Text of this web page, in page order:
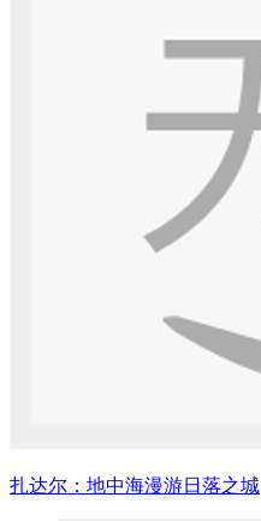
扎达尔：地中海漫游日落之城